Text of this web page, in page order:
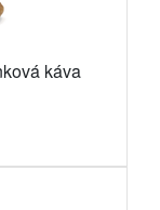
káva